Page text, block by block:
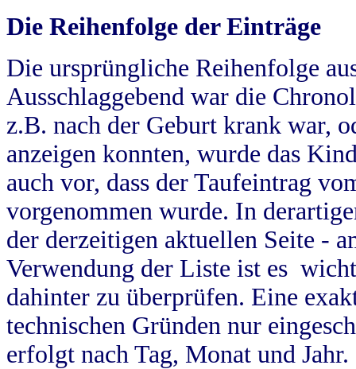
Die Reihenfolge der Einträge
Die ursprüngliche Reihenfolge
Ausschlaggebend war die
z.B. nach der Geburt krank war,
anzeigen konnten, wurde das
auch vor, dass der Taufeintrag
vorgenommen wurde. In
der derzeitigen aktuellen Seite -
Verwendung der Liste ist es
dahinter zu überprüfen. Eine
technischen Gründen nur
erfolgt nach Tag, Monat und Jahr.